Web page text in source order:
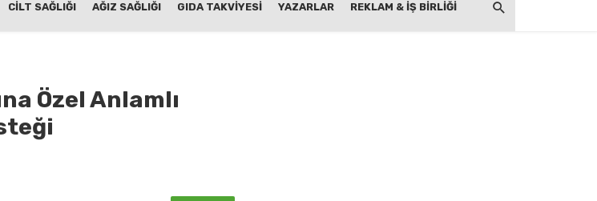
CİLT SAĞLIĞI AĞIZ SAĞLIĞI GIDA TAKVİYESİ YAZARLAR REKLAM & İŞ BIRLIĞI
Özel Anlamlı